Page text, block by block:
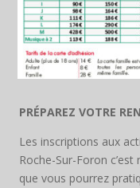
PRÉPAREZ VOTRE
Les inscriptions aux
Roche-Sur-Foron
que vous pourrez